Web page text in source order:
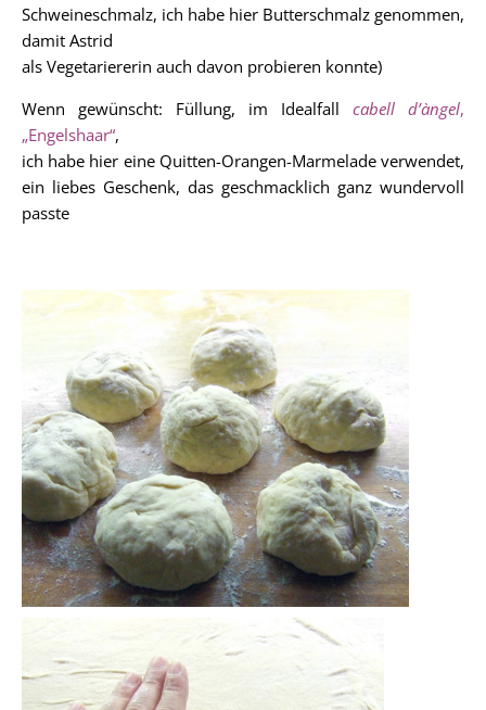
Schweineschmalz, ich habe hier Butterschmalz genommen,
damit Astrid
als Vegetariererin auch davon probieren konnte)
Wenn gewünscht: Füllung, im Idealfall cabell d’àngel,
„Engelshaar“,
ich habe hier eine Quitten-Orangen-Marmelade verwendet,
ein liebes Geschenk, das geschmacklich ganz wundervoll
passte